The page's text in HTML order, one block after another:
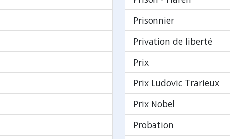
Prisonnier
Privation de liberté
Prix
Prix Ludovic Trarieux
Prix Nobel
Probation